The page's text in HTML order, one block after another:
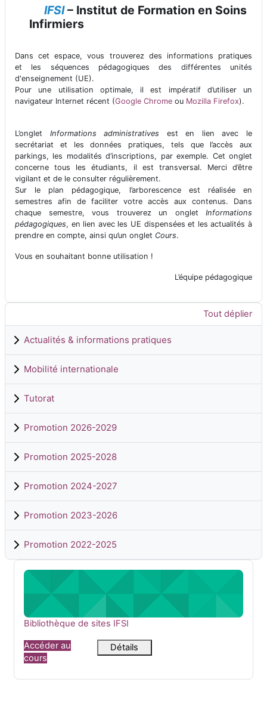
IFSI– Institut de Formation en Soins
Infirmiers
Dans cet espace, vous trouverez des informations pratiques
et les séquences pédagogiques des différentes unités
d'enseignement (UE).
Pour une utilisation optimale, il est impératif d’utiliser un
navigateur Internet récent (Google Chrome ou Mozilla Firefox).
L’onglet Informations administratives est en lien avec le
secrétariat et les données pratiques, tels que l’accès aux
parkings, les modalités d’inscriptions, par exemple. Cet onglet
concerne tous les étudiants, il est transversal. Merci d’être
vigilant et de le consulter régulièrement.
Sur le plan pédagogique, l’arborescence est réalisée en
semestres afin de faciliter votre accès aux contenus. Dans
chaque semestre, vous trouverez un onglet Informations
pédagogiques, en lien avec les UE dispensées et les actualités à
prendre en compte, ainsi qu’un onglet Cours.
Vous en souhaitant bonne utilisation !
L’équipe pédagogique
Tout déplier
Actualités & informations pratiques
Mobilité internationale
Tutorat
Promotion 2026-2029
Promotion 2025-2028
Promotion 2024-2027
Promotion 2023-2026
Promotion 2022-2025
Bibliothèque de sites IFSI
Nom du cours
Bibliothèque de sites IFSI
Accéder au
cours
Détails